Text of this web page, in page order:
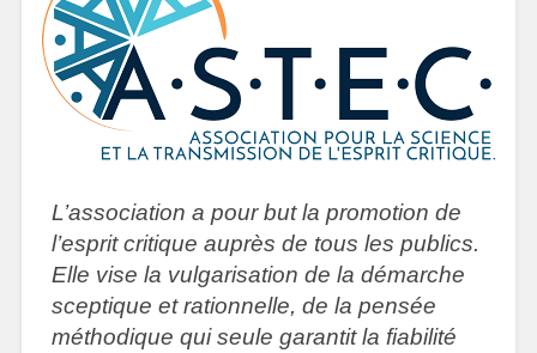
L’association a pour but la promotion de
l’esprit critique auprès de tous les publics.
Elle vise la vulgarisation de la démarche
sceptique et rationnelle, de la pensée
méthodique qui seule garantit la fiabilité